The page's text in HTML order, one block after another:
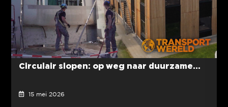
Circulair slopen: op weg naar duurzame...
15 mei 2026